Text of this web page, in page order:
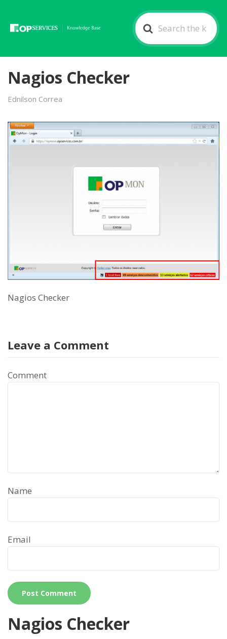
Search
For
Nagios Checker
Ednilson Correa
Nagios Checker
Leave a Comment
Comment
Name
Email
Nagios Checker